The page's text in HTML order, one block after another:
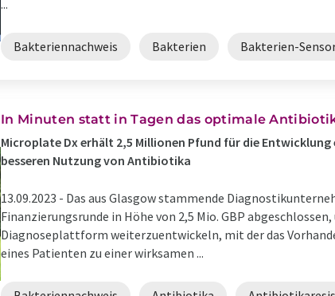
...
Bakteriennachweis Bakterien Bakterien-
In Minuten statt in Tagen das optimale
Microplate Dx erhält 2,5 Millionen Pfund für die
besseren Nutzung von Antibiotika
13.09.2023 - Das aus Glasgow stammende
Finanzierungsrunde in Höhe von 2,5 Mio. GBP
Diagnoseplattform weiterzuentwickeln, mit der das
eines Patienten zu einer wirksamen ...